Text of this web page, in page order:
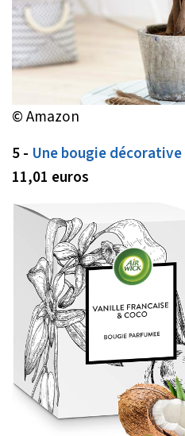
© Amazon
5 - Une bougie décorative
11,01 euros